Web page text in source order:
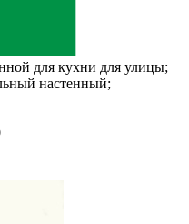
для кухни для улицы;
настенный;